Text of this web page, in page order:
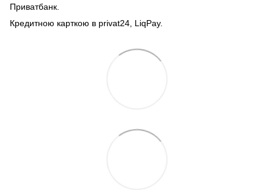
Приватбанк.
Кредитною карткою в privat24, LiqPay.